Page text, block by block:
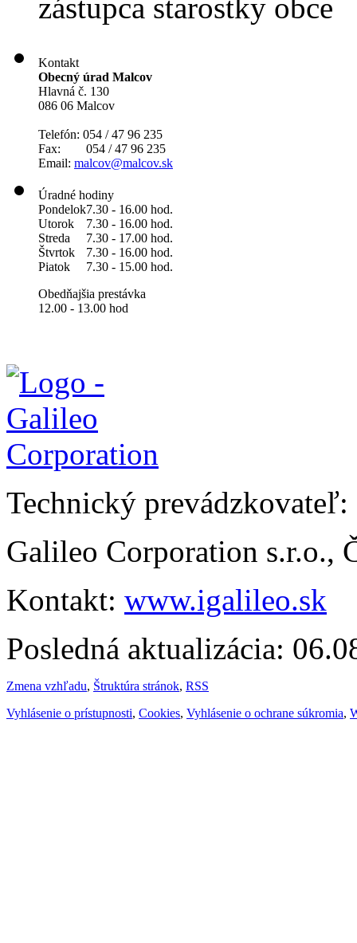
zástupca starostky obce
Kontakt
Obecný úrad Malcov
Hlavná č. 130
086 06 Malcov
Telefón: 054 / 47 96 235
Fax: 054 / 47 96 235
Email: malcov@malcov.sk
Úradné hodiny
Pondelok7.30 - 16.00 hod.
Utorok
7.30 - 16.00 hod.
Streda
7.30 - 17.00 hod.
Štvrtok
7.30 - 16.00 hod.
Piatok
7.30 - 15.00 hod.
Obedňajšia prestávka
12.00 - 13.00 hod
Technický prevádzkovateľ:
Galileo Corporation s.r.o.,
Kontakt: www.igalileo.sk
Posledná aktualizácia:
Zmena vzhľadu, Štruktúra stránok, RSS
Vyhlásenie o prístupnosti, Cookies, Vyhlásenie o ochrane súkromia,